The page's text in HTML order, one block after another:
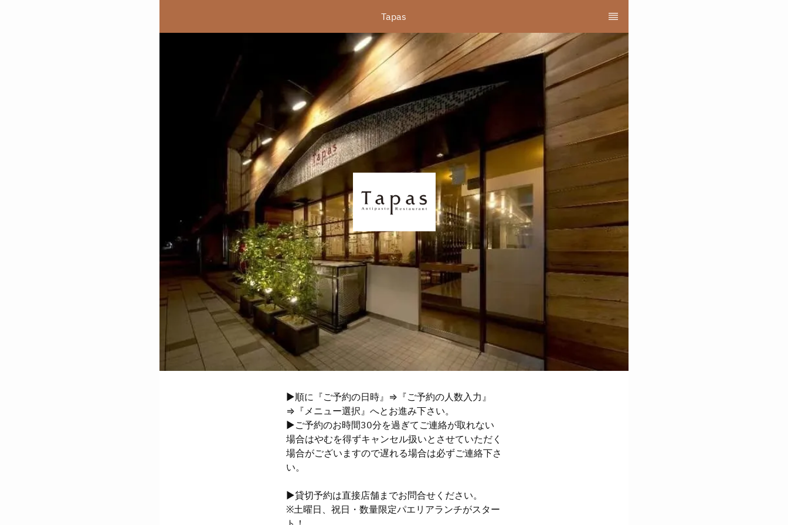
Tapas
▶順に『ご予約の日時』⇒『ご予約の人数入力』
⇒『メニュー選択』へとお進み下さい。
▶ご予約のお時間30分を過ぎてご連絡が取れない
場合はやむを得ずキャンセル扱いとさせていただく
場合がございますので遅れる場合は必ずご連絡下さ
い。
▶貸切予約は直接店舗までお問合せください。
※土曜日、祝日・数量限定パエリアランチがスター